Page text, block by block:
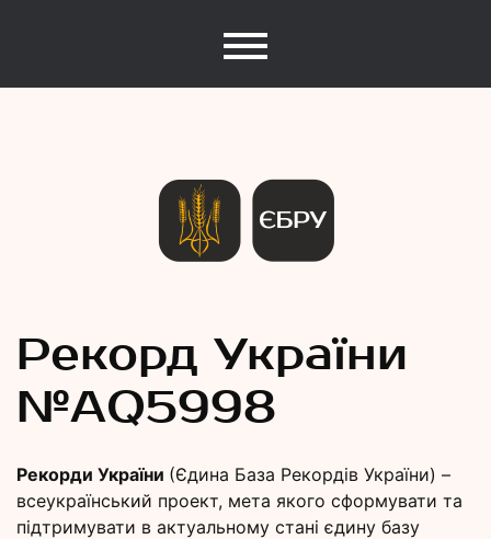
Рекорди
України
Рекорд України
№АQ5998
Рекорди України (Єдина База Рекордів України) –
всеукраїнський проект, мета якого сформувати та
підтримувати в актуальному стані єдину базу